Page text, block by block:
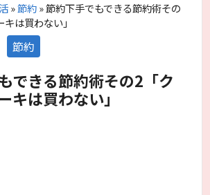
»節約»節約下手でもできる節約術その
は買わない」
カ
テ
ゴ
リ
節約
できる節約術その2「ク
キは買わない」